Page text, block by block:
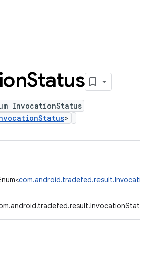
Status
InvocationStatus
>